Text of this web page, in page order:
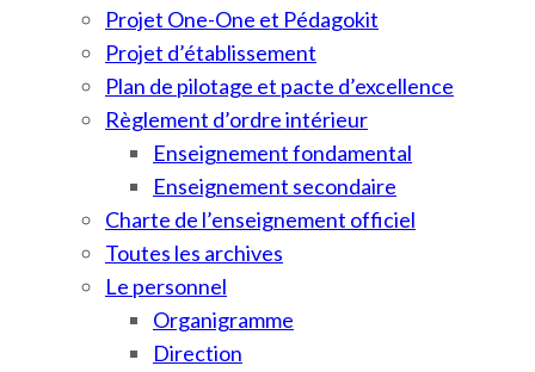
Projet One-One et Pédagokit
Projet d’établissement
Plan de pilotage et pacte d’excellence
Règlement d’ordre intérieur
Enseignement fondamental
Enseignement secondaire
Charte de l’enseignement officiel
Toutes les archives
Le personnel
Organigramme
Direction